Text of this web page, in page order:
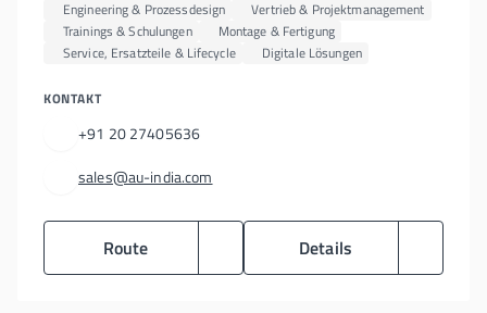
Engineering & Prozessdesign
Vertrieb & Projektmanagement
Trainings & Schulungen
Montage & Fertigung
Service, Ersatzteile & Lifecycle
Digitale Lösungen
KONTAKT
+91 20 27405636
sales@au-india.com
Route Details